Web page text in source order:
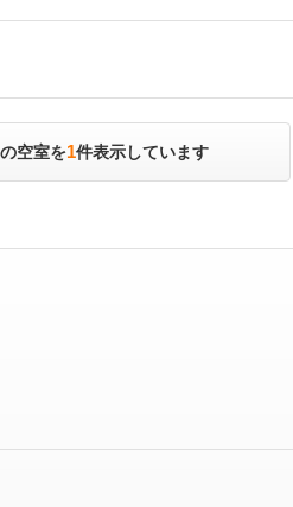
空室を1件表示しています